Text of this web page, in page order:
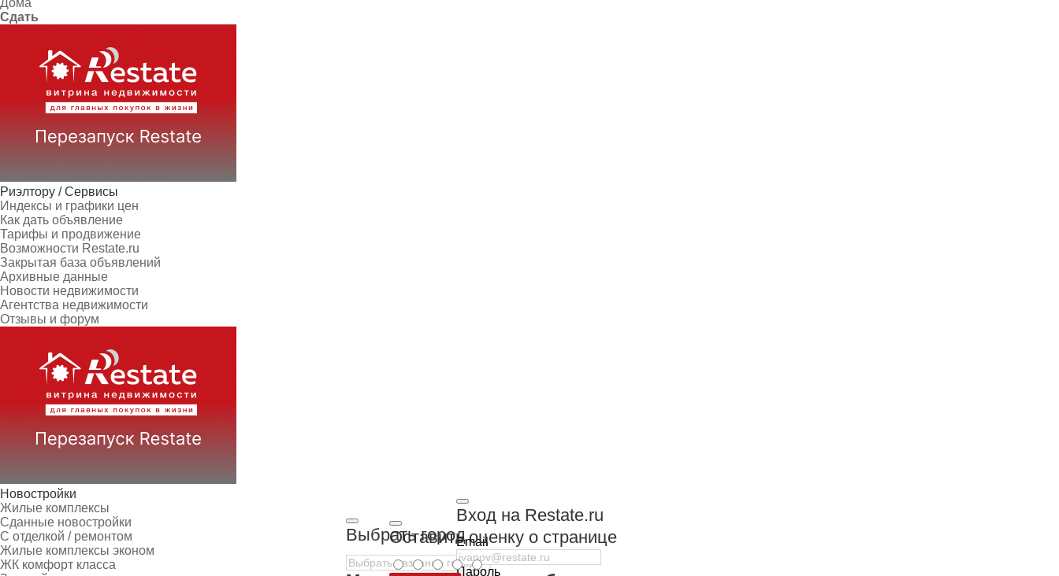
Дома
Сдать
Риэлтору / Сервисы
Индексы и графики цен
Как дать объявление
Тарифы и продвижение
Возможности Restate.ru
Закрытая база объявлений
Архивные данные
Новости недвижимости
Агентства недвижимости
Отзывы и форум
Новостройки
Жилые комплексы
Сданные новостройки
С отделкой / ремонтом
Жилые комплексы эконом
ЖК комфорт класса
Выбрать город
Вход на Restate.ru
Email
Пароль
Оставить оценку о странице